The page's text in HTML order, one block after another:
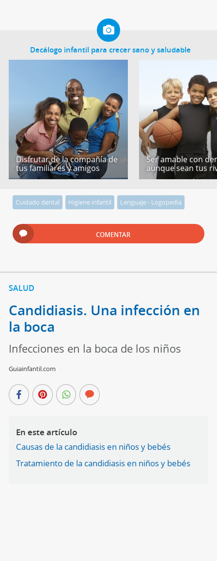
Decálogo infantil para crecer sano y saludable
Disfrutar de la compañía de
tus familiares y amigos
Ser amable con
aunque sean tus
Cuidado dental Higiene infantil Lenguaje - Logopedia
COMENTAR
SALUD
Candidiasis. Una infección en
la boca
Infecciones en la boca de los niños
Guiainfantil.com
En este artículo
Causas de la candidiasis en niños y bebés
Tratamiento de la candidiasis en niños y bebés